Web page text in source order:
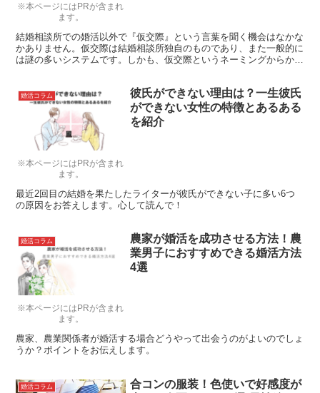
※本ページにはPRが含まれ
ます。
結婚相談所での婚活以外で『仮交際』という言葉を聞く機会はなかな
かありません。仮交際は結婚相談所独自のものであり、また一般的に
は謎の多いシステムです。しかも、仮交際というネーミングからか誤
方』について、詳しく紹介します。
※本ページにはPRが含まれ
ます。
婚活コラム
彼氏ができない理由は？一生彼氏
ができない女性の特徴とあるある
を紹介
最近2回目の結婚を果たしたライターが彼氏ができない子に多い6つ
の原因をお答えします。心して読んで！
※本ページにはPRが含まれ
ます。
婚活コラム
農家が婚活を成功させる方法！農
業男子におすすめできる婚活方法
4選
農家、農業関係者が婚活する場合どうやって出会うのがよいのでしょ
うか？ポイントをお伝えします。
婚活コラム
合コンの服装！色使いで好感度が